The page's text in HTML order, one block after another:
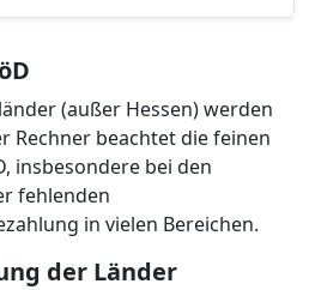
(außer Hessen) werden
Rechner beachtet die feinen
insbesondere bei den
fehlenden
in vielen Bereichen.
der Länder